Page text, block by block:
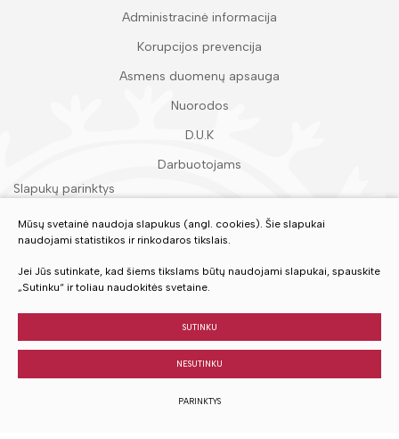
Administracinė informacija
Korupcijos prevencija
Asmens duomenų apsauga
Nuorodos
D.U.K
Darbuotojams
Slapukų parinktys
Įvertinkite mūsų paslaugas
Mūsų svetainė naudoja slapukus (angl. cookies). Šie slapukai
naudojami statistikos ir rinkodaros tikslais.
Jei Jūs sutinkate, kad šiems tikslams būtų naudojami slapukai, spauskite
„Sutinku“ ir toliau naudokitės svetaine.
SUTINKU
NESUTINKU
PARINKTYS